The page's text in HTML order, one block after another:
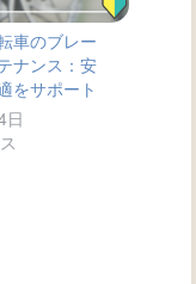
車のブレー
ナンス：安
をサポート
日